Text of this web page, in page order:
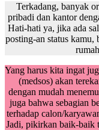
Terkadang, banyak
pribadi dan kantor
Hati-hati ya, jika ada
posting-an status kamu,
Yang harus kita ingat
(medsos) akan
dengan mudah
juga bahwa sebagian
terhadap calon/
Jadi, pikirkan baik-baik